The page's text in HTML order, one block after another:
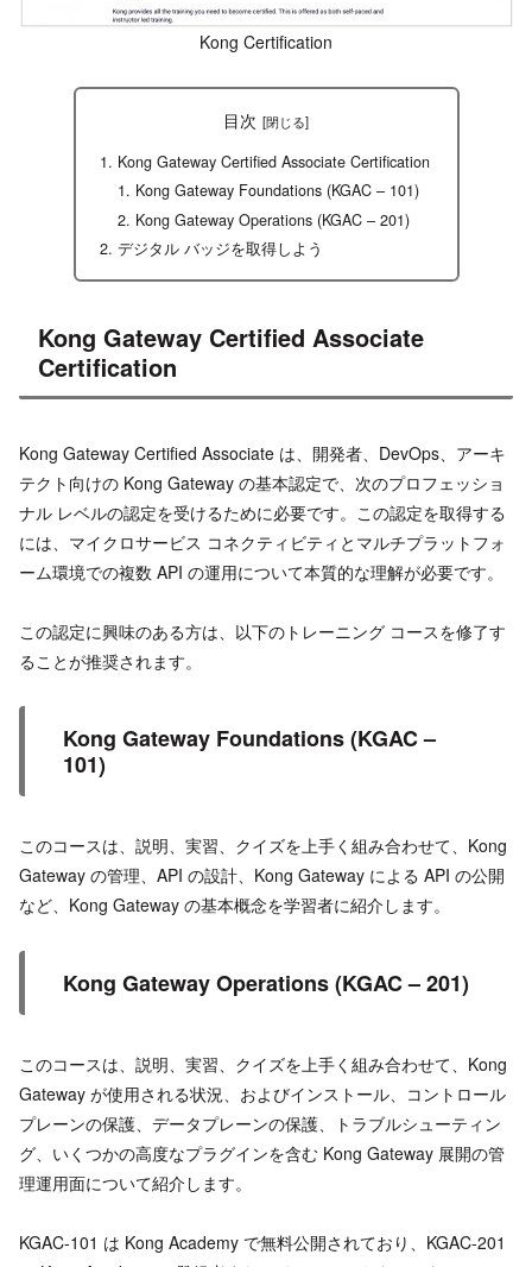
Kong Certification
目次
Kong Gateway Certified Associate Certification
Kong Gateway Foundations (KGAC – 101)
Kong Gateway Operations (KGAC – 201)
デジタル バッジを取得しよう
Kong Gateway Certified Associate
Certification
Kong Gateway Certified Associate は、開発者、DevOps、アーキ
テクト向けの Kong Gateway の基本認定で、次のプロフェッショ
ナル レベルの認定を受けるために必要です。この認定を取得する
には、マイクロサービス コネクティビティとマルチプラットフォ
ーム環境での複数 API の運用について本質的な理解が必要です。
この認定に興味のある方は、以下のトレーニング コースを修了す
ることが推奨されます。
Kong Gateway Foundations (KGAC –
101)
このコースは、説明、実習、クイズを上手く組み合わせて、Kong
Gateway の管理、API の設計、Kong Gateway による API の公開
など、Kong Gateway の基本概念を学習者に紹介します。
Kong Gateway Operations (KGAC – 201)
このコースは、説明、実習、クイズを上手く組み合わせて、Kong
Gateway が使用される状況、およびインストール、コントロール
プレーンの保護、データプレーンの保護、トラブルシューティン
グ、いくつかの高度なプラグインを含む Kong Gateway 展開の管
理運用面について紹介します。
KGAC-101 は Kong Academy で無料公開されており、KGAC-201